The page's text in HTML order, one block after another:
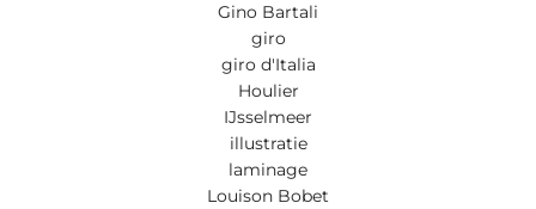
Gino Bartali
giro
giro d'Italia
Houlier
IJsselmeer
illustratie
laminage
Louison Bobet